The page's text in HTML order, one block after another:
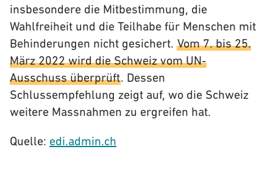
insbesondere die Mitbestimmung, die
Wahlfreiheit und die Teilhabe für Menschen mit
Behinderungen nicht gesichert. Vom 7. bis 25.
März 2022 wird die Schweiz vom UN-
Ausschuss überprüft. Dessen
Schlussempfehlung zeigt auf, wo die Schweiz
weitere Massnahmen zu ergreifen hat.
Quelle: edi.admin.ch